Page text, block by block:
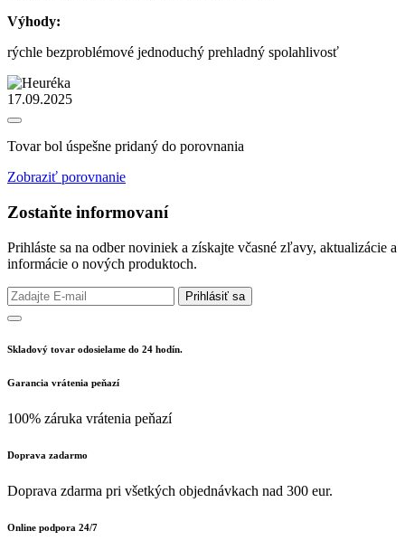
Výhody:
rýchle bezproblémové jednoduchý prehladný spolahlivosť
17.09.2025
Tovar bol úspešne pridaný do porovnania
Zobraziť porovnanie
Zostaňte informovaní
Prihláste sa na odber noviniek a získajte včasné zľavy, aktualizácie a
informácie o nových produktoch.
Prihlásiť sa
Skladový tovar odosielame do 24 hodín.
Garancia vrátenia peňazí
100% záruka vrátenia peňazí
Doprava zadarmo
Doprava zdarma pri všetkých objednávkach nad 300 eur.
Online podpora 24/7